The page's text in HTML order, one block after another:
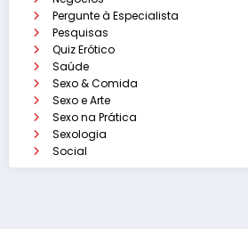
Pergunte à Especialista
Pesquisas
Quiz Erótico
Saúde
Sexo & Comida
Sexo e Arte
Sexo na Prática
Sexologia
Social